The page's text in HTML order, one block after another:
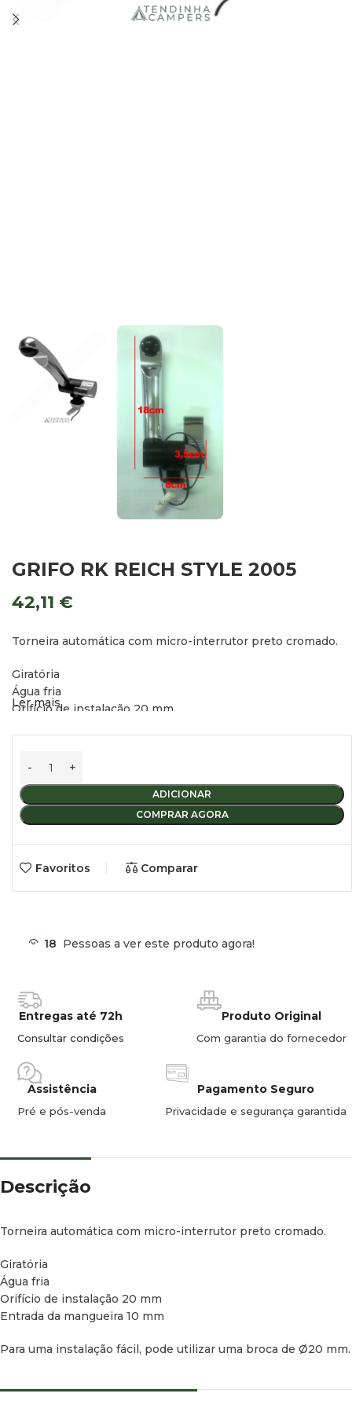
GRIFO RK REICH STYLE 2005
42,11 €
Torneira automática com micro-interrutor preto cromado.
Giratória
Água fria
Orifício de instalação 20 mm
Ler mais
ADICIONAR
COMPRAR AGORA
Favoritos Comparar
18 Pessoas a ver este produto agora!
Entregas até 72h
Consultar condições
Produto Original
Com garantia do fornecedor
Assistência
Pré e pós-venda
Pagamento Seguro
Privacidade e segurança garantida
Descrição
Torneira automática com micro-interrutor preto cromado.
Giratória
Água fria
Orifício de instalação 20 mm
Entrada da mangueira 10 mm
Para uma instalação fácil, pode utilizar uma broca de Ø20 mm.